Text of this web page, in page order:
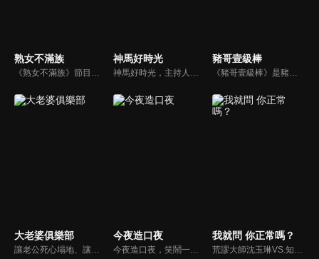
熟女不滿族
《熟女不滿族》節目主題均有關25-49歲的未婚女性，這些熟女們漂亮卻擔心嫁不出去，獨立卻希望有人疼，最怕寂寞，只能用工作填滿時間，她們是最矛盾最不滿足的一群人。
神馬好時光
神馬好時光，主持人為Lollipop-F的小煜、威廉以及蝴蝶姐姐。節目主打網路人氣正妹，每個神馬正妹各具特色和才藝，都會在節目中演出；節目除了會為觀眾介紹新奇的事物外，也會不定期介紹從未在電視上曝光的正妹，另外也將安排大牌藝人和神馬正妹即興演出，考驗她們的反應能力。
豬哥壹級棒
《豬哥壹級棒》是豬哥亮與苗可麗主持的大型綜藝節目，看秀場天王豬哥亮獨特的豬式詼諧，增添了真性情、真感動，來賓分享自身感人故事，節目笑中帶淚猶如一場真情三溫暖。
大老婆俱樂部
讓老公死心塌地、讓情場浪子甘心變成溫馴乖貓的女人們究竟有什麼驚人法寶？犀利又不失詼諧的訪談功力，加上爆炸性的辛辣話題，是您絕對不能錯過的節目。狄鶯、屈中恆聯手主持談話新節目《大老婆俱樂部》，辣媽狄鶯加上好好先生屈中恆，規劃每集都會邀請名人夫婦來討論現代婚姻的問題。
今夜造口夜
今夜造口夜，笑鬧一整夜。以網路自製嘲諷節目走紅、在網路擁有廣大支持群眾和影響力的主播「視網膜」，藉此一揉合綜藝與喜劇之談話性節目，帶觀眾以輕鬆之方式，瞭解時下最熱門、最能引起共鳴的社會議題、現象和人物。 多元的切入角度、最輕鬆易懂的議題剖析、言論尺度不設限！
我就問 你正常嗎？
荒謬大師沈玉琳VS.知性作家​​于美人，首次聯手主持！雙方展現犀利又幽默的獨特主持風格引爆辛辣話題！